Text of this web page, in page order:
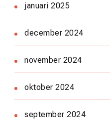
januari 2025
december 2024
november 2024
oktober 2024
september 2024